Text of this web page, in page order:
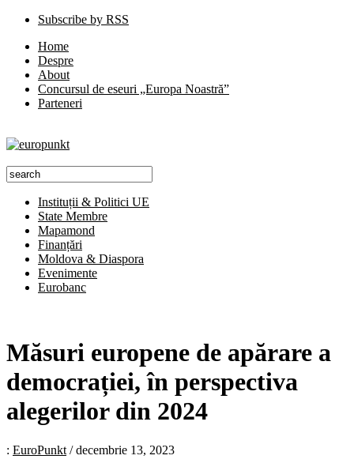
Subscribe by RSS
Home
Despre
About
Concursul de eseuri „Europa Noastră”
Parteneri
Instituții & Politici UE
State Membre
Mapamond
Finanțări
Moldova & Diaspora
Evenimente
Eurobanc
Măsuri europene de apărare a
democrației, în perspectiva
alegerilor din 2024
: EuroPunkt /decembrie 13, 2023